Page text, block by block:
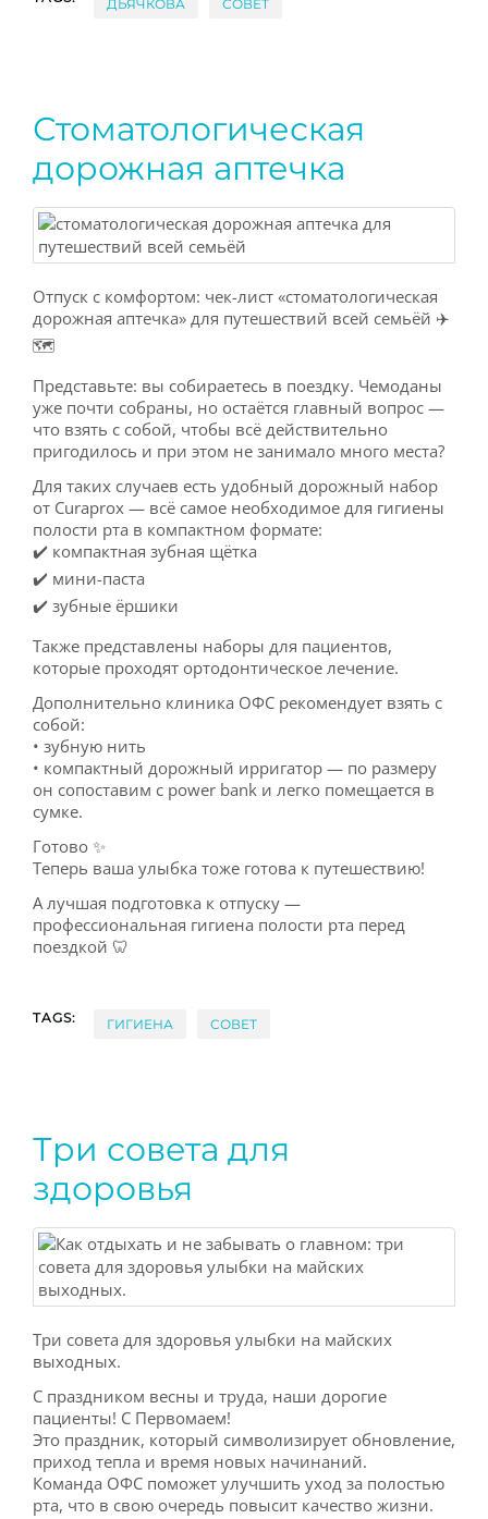
ДЬЯЧКОВА СОВЕТ
Стоматологическая
дорожная аптечка
Отпуск с комфортом: чек-лист «стоматологическая
дорожная аптечка» для путешествий всей семьёй ✈️
🗺
Представьте: вы собираетесь в поездку. Чемоданы
уже почти собраны, но остаётся главный вопрос —
что взять с собой, чтобы всё действительно
пригодилось и при этом не занимало много места?
Для таких случаев есть удобный дорожный набор
от Curaprox — всё самое необходимое для гигиены
полости рта в компактном формате:
✔️ компактная зубная щётка
✔️ мини-паста
✔️ зубные ёршики
Также представлены наборы для пациентов,
которые проходят ортодонтическое лечение.
Дополнительно клиника ОФС рекомендует взять с
собой:
• зубную нить
• компактный дорожный ирригатор — по размеру
он сопоставим с power bank и легко помещается в
сумке.
Готово ✨
Теперь ваша улыбка тоже готова к путешествию!
А лучшая подготовка к отпуску —
профессиональная гигиена полости рта перед
поездкой 🦷
TAGS: ГИГИЕНА СОВЕТ
Три совета для
здоровья
Три совета для здоровья улыбки на майских
выходных.
С праздником весны и труда, наши дорогие
пациенты! С Первомаем!
Это праздник, который символизирует обновление,
приход тепла и время новых начинаний.
Команда ОФС поможет улучшить уход за полостью
рта, что в свою очередь повысит качество жизни.